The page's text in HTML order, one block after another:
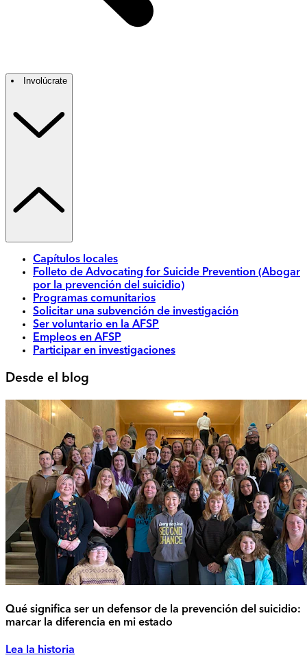
Involúcrate
Capítulos locales
Folleto de Advocating for Suicide Prevention (Abogar
por la prevención del suicidio)
Programas comunitarios
Solicitar una subvención de investigación
Ser voluntario en la AFSP
Empleos en AFSP
Participar en investigaciones
Desde el blog
Qué significa ser un defensor de la prevención del suicidio:
marcar la diferencia en mi estado
Lea la historia